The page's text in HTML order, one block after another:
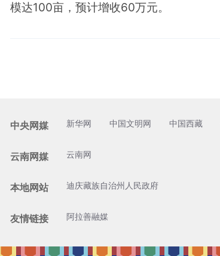
模达100亩，预计增收60万元。
中央网媒 新华网 中国文明网 中国西藏
云南网媒 云南网
本地网站 迪庆藏族自治州人民政府
友情链接 阿拉善融媒